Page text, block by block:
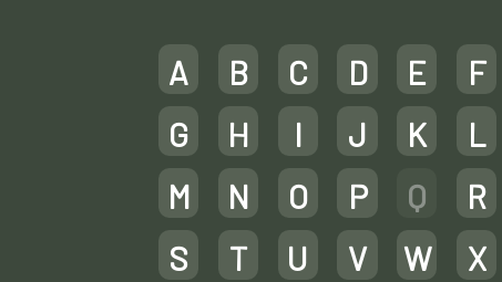
A B C D E
F
G
H I J K
L
M
N O P Q
R
S
T U V W
X